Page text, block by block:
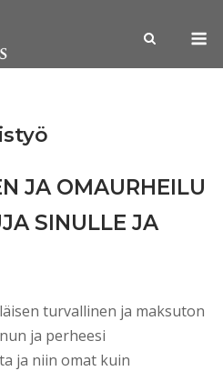
JA OMAURHEILU
SINULLE JA
turvallinen ja maksuton
ja perheesi
ja niin omat kuin